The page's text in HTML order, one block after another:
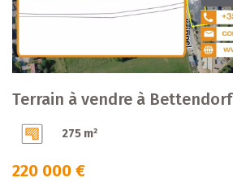
Terrain à vendre à Bettendorf
275 m²
220 000 €